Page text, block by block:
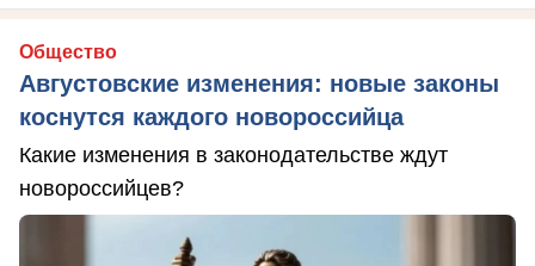
Общество
Августовские изменения: новые законы
коснутся каждого новороссийца
Какие изменения в законодательстве ждут
новороссийцев?